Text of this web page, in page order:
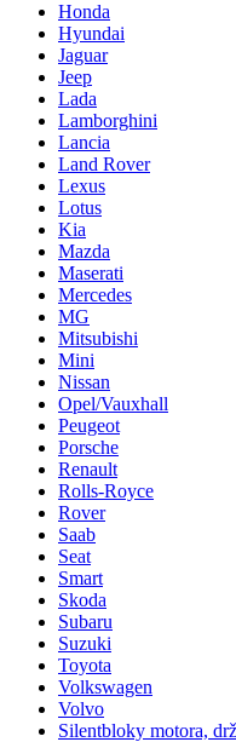
Honda
Hyundai
Jaguar
Jeep
Lada
Lamborghini
Lancia
Land Rover
Lexus
Lotus
Kia
Mazda
Maserati
Mercedes
MG
Mitsubishi
Mini
Nissan
Opel/Vauxhall
Peugeot
Porsche
Renault
Rolls-Royce
Rover
Saab
Seat
Smart
Skoda
Subaru
Suzuki
Toyota
Volkswagen
Volvo
Silentbloky motora,